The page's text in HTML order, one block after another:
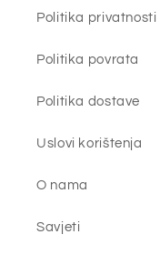
Politika privatnosti
Politika povrata
Politika dostave
Uslovi korištenja
O nama
Savjeti